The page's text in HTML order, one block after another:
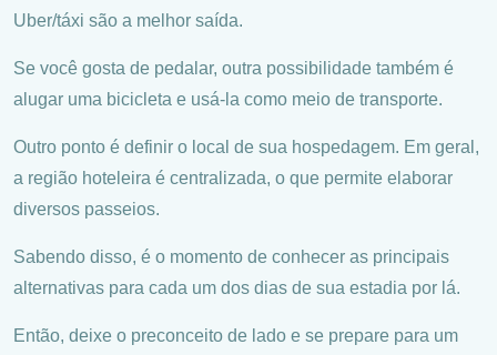
Uber/táxi são a melhor saída.
Se você gosta de pedalar, outra possibilidade também é
alugar uma bicicleta e usá-la como meio de transporte.
Outro ponto é definir o local de sua hospedagem. Em geral,
a região hoteleira é centralizada, o que permite elaborar
diversos passeios.
Sabendo disso, é o momento de conhecer as principais
alternativas para cada um dos dias de sua estadia por lá.
Então, deixe o preconceito de lado e se prepare para um